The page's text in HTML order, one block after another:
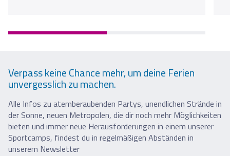
Verpass keine Chance mehr, um deine Ferien
unvergesslich zu machen.
Alle Infos zu atemberaubenden Partys, unendlichen Strände in
der Sonne, neuen Metropolen, die dir noch mehr Möglichkeiten
bieten und immer neue Herausforderungen in einem unserer
Sportcamps, findest du in regelmäßigen Abständen in
unserem Newsletter